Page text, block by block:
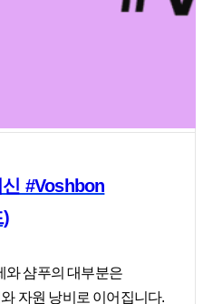
#Voshbon
)
와 샴푸의 대부분은
자원 낭비로 이어집니다.